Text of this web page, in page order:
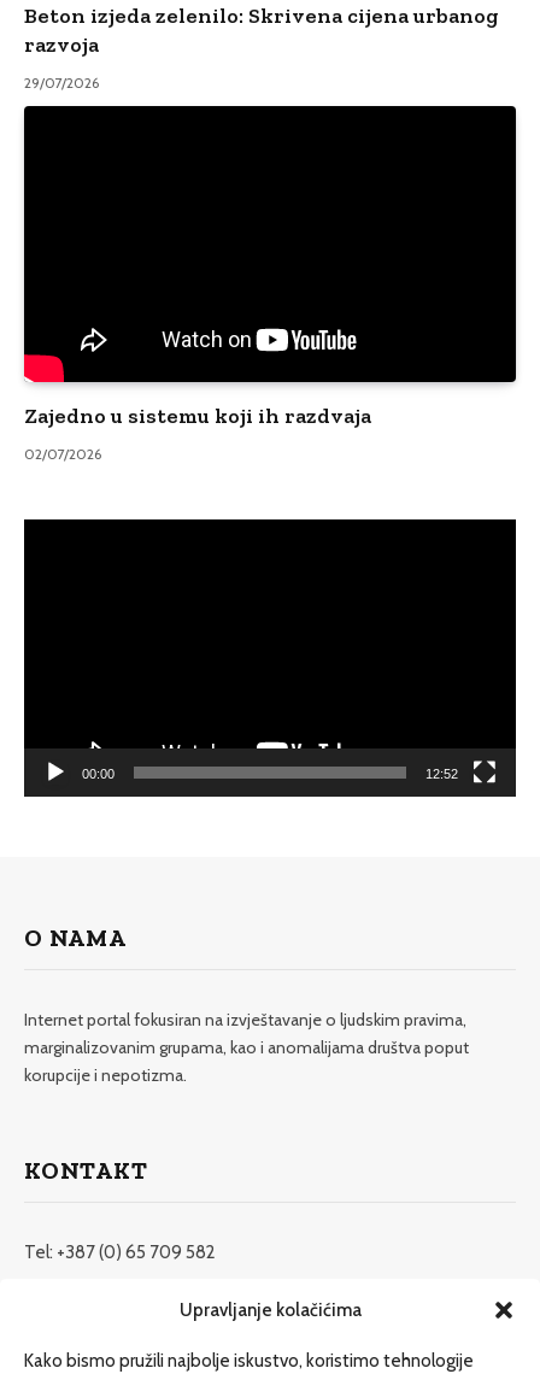
Upravljanje kolačićima
Kako bismo pružili najbolje iskustvo, koristimo tehnologije
Beton izjeda zelenilo: Skrivena cijena urbanog
razvoja
29/07/2026
Zajedno u sistemu koji ih razdvaja
02/07/2026
00:00 12:52
O NAMA
Internet portal fokusiran na izvještavanje o ljudskim pravima,
marginalizovanim grupama, kao i anomalijama društva poput
korupcije i nepotizma.
KONTAKT
Tel: +387 (0) 65 709 582
redakcija@etrafika.net